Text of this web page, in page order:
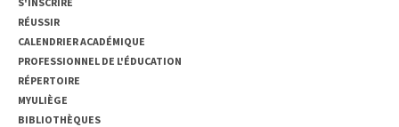
RÉUSSIR
CALENDRIER ACADÉMIQUE
PROFESSIONNEL DE L'ÉDUCATION
RÉPERTOIRE
MYULIÈGE
BIBLIOTHÈQUES